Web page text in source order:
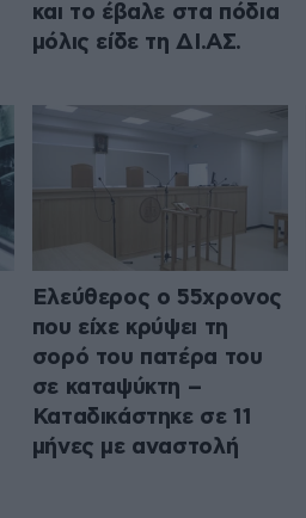
και το έβαλε στα πόδια
μόλις είδε τη ΔΙ.ΑΣ.
Ελεύθερος ο 55χρονος
που είχε κρύψει τη
σορό του πατέρα του
σε καταψύκτη –
Καταδικάστηκε σε 11
μήνες με αναστολή